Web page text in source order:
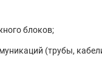
блоков;
(трубы,